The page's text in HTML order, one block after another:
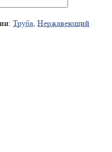
Труба, Нержавеющий